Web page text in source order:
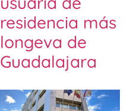
residencia más
longeva de
Guadalajara